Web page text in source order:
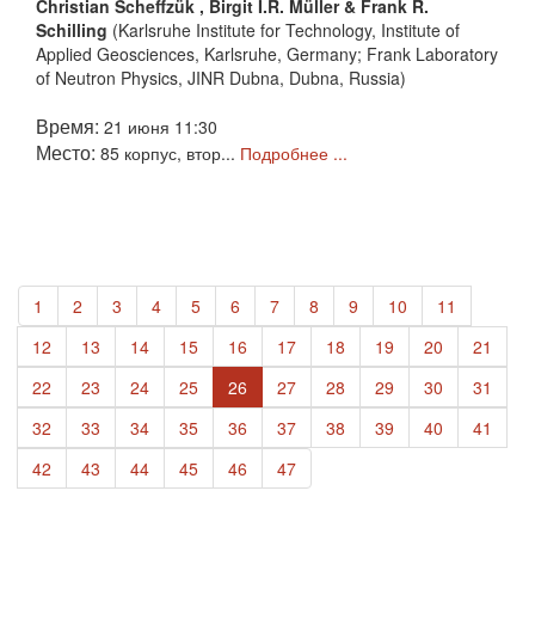
Christian Scheffzük , Birgit I.R. Müller & Frank R.
Schilling (Karlsruhe Institute for Technology, Institute of
Applied Geosciences, Karlsruhe, Germany; Frank Laboratory
of Neutron Physics, JINR Dubna, Dubna, Russia)
Время: 21 июня 11:30
Место: 85 корпус, втор... Подробнее ...
1 2 3 4 5 6 7 8 9 10
11
12
13 14 15 16 17 18 19 20
21
22
23 24 25 26 27 28 29 30
31
32
33 34 35 36 37 38 39 40
41
42
43 44 45 46 47